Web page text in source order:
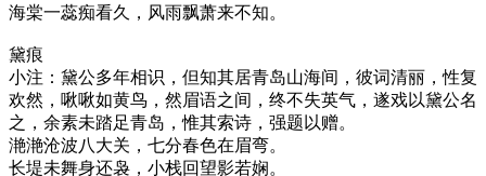
海棠一蕊痴看久，风雨飘萧来不知。
黛痕
小注：黛公多年相识，但知其居青岛山海间，彼词清丽，性复
欢然，啾啾如黄鸟，然眉语之间，终不失英气，遂戏以黛公名
之，余素未踏足青岛，惟其索诗，强题以赠。
滟滟沧波八大关，七分春色在眉弯。
长堤未舞身还袅，小栈回望影若娴。